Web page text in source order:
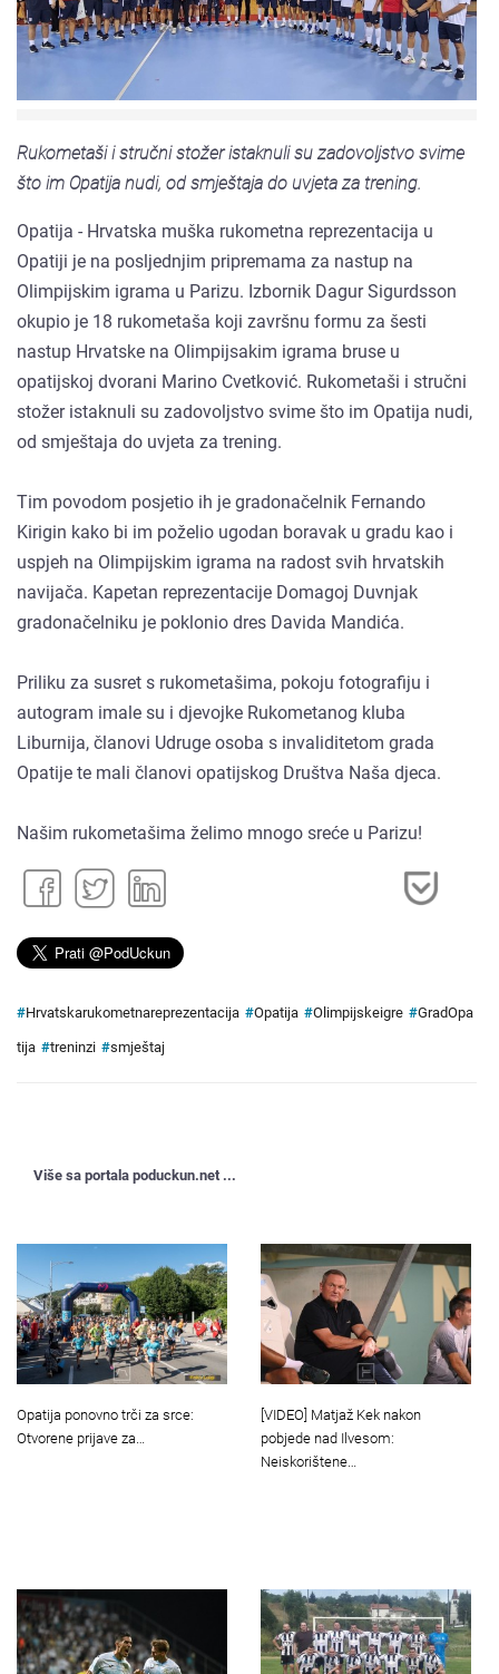
Rukometaši i stručni stožer istaknuli su zadovoljstvo svime
što im Opatija nudi, od smještaja do uvjeta za trening.
Opatija - Hrvatska muška rukometna reprezentacija u
Opatiji je na posljednjim pripremama za nastup na
Olimpijskim igrama u Parizu. Izbornik Dagur Sigurdsson
okupio je 18 rukometaša koji završnu formu za šesti
nastup Hrvatske na Olimpijsakim igrama bruse u
opatijskoj dvorani Marino Cvetković. Rukometaši i stručni
stožer istaknuli su zadovoljstvo svime što im Opatija nudi,
od smještaja do uvjeta za trening.
Tim povodom posjetio ih je gradonačelnik Fernando
Kirigin kako bi im poželio ugodan boravak u gradu kao i
uspjeh na Olimpijskim igrama na radost svih hrvatskih
navijača. Kapetan reprezentacije Domagoj Duvnjak
gradonačelniku je poklonio dres Davida Mandića.
Priliku za susret s rukometašima, pokoju fotografiju i
autogram imale su i djevojke Rukometanog kluba
Liburnija, članovi Udruge osoba s invaliditetom grada
Opatije te mali članovi opatijskog Društva Naša djeca.
Našim rukometašima želimo mnogo sreće u Parizu!
#Hrvatskarukometnareprezentacija #Opatija #Olimpijskeigre #GradOpa
tija #treninzi #smještaj
Više sa portala poduckun.net ...
Opatija ponovno trči za srce:
Otvorene prijave za…
[VIDEO] Matjaž Kek nakon
pobjede nad Ilvesom:
Neiskorištene…